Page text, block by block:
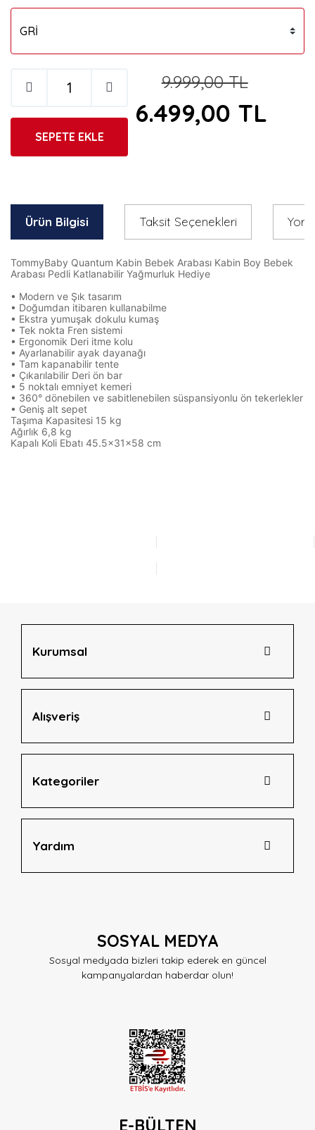
9.999,00 TL
6.499,00 TL
SEPETE EKLE
Ürün Bilgisi Taksit Seçenekleri
TommyBaby Quantum Kabin Bebek Arabası Kabin Boy Bebek
Arabası Pedli Katlanabilir Yağmurluk Hediye
• Modern ve Şık tasarım
• Doğumdan itibaren kullanabilme
• Ekstra yumuşak dokulu kumaş
• Tek nokta Fren sistemi
• Ergonomik Deri itme kolu
• Ayarlanabilir ayak dayanağı
• Tam kapanabilir tente
• Çıkarılabilir Deri ön bar
• 5 noktalı emniyet kemeri
• 360° dönebilen ve sabitlenebilen süspansiyonlu ön tekerlekler
• Geniş alt sepet
Taşıma Kapasitesi 15 kg
Ağırlık 6,8 kg
Kapalı Koli Ebatı 45.5x31x58 cm
Ürün açıklamasında eksik bilgiler bulunuyor.
Kurumsal
Alışveriş
Kategoriler
Yardım
SOSYAL MEDYA
Sosyal medyada bizleri takip ederek en güncel
kampanyalardan haberdar olun!
E-BÜLTEN